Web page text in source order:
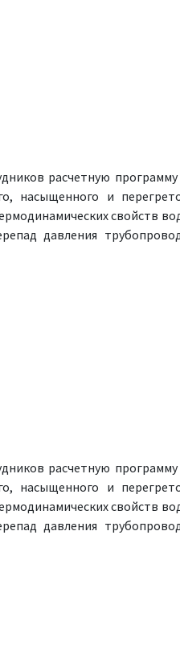
расчетную программу
насыщенного и
свойств
давления
расчетную программу
насыщенного и
свойств
давления